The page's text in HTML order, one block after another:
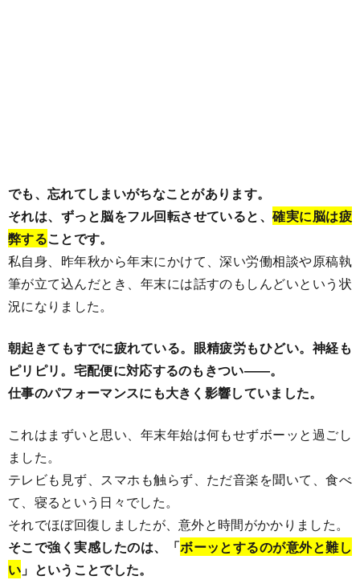
でも、忘れてしまいがちなことがあります。
それは、ずっと脳をフル回転させていると、確実に脳は疲
弊することです。
私自身、昨年秋から年末にかけて、深い労働相談や原稿執
筆が立て込んだとき、年末には話すのもしんどいという状
況になりました。
朝起きてもすでに疲れている。眼精疲労もひどい。神経も
ピリピリ。宅配便に対応するのもきつい――。
仕事のパフォーマンスにも大きく影響していました。
これはまずいと思い、年末年始は何もせずボーッと過ごし
ました。
テレビも見ず、スマホも触らず、ただ音楽を聞いて、食べ
て、寝るという日々でした。
それでほぼ回復しましたが、意外と時間がかかりました。
そこで強く実感したのは、「ボーッとするのが意外と難し
い 」ということでした。